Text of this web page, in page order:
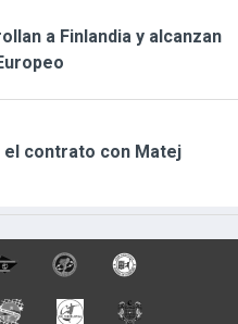
a Finlandia y alcanzan
el contrato con Matej